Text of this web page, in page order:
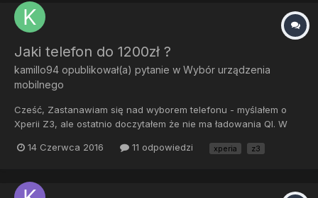
Jaki telefon do 1200zł ?
kamillo94 opublikował(a) pytanie w Wybór urządzenia
mobilnego
Cześć, Zastanawiam się nad wyborem telefonu - myślałem o
Xperii Z3, ale ostatnio doczytałem że nie ma ładowania QI. W
ekran max 5,7", 3GB RAM, dobry aparat, karta pamięci oraz
14 Czerwca 2016 11 odpowiedzi xperia z3